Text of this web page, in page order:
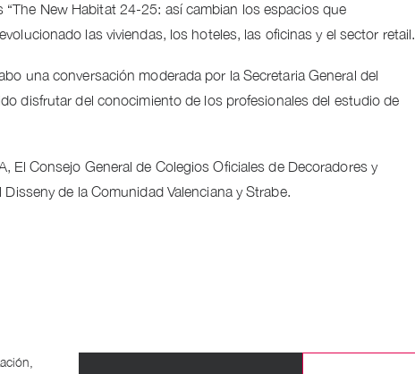
New Habitat 24-25: así cambian los espacios que
las viviendas, los hoteles, las oficinas y el sector retail.
una conversación moderada por la Secretaria General del
disfrutar del conocimiento de los profesionales del estudio de
El Consejo General de Colegios Oficiales de Decoradores y
de la Comunidad Valenciana y Strabe.